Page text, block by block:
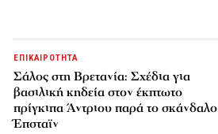
ΕΠΙΚΑΙΡΟΤΗΤΑ
Σάλος στη Βρετανία: Σχέδια για
βασιλική κηδεία στον έκπτωτο
πρίγκιπα Άντριου παρά το σκάνδαλο
Έπσταϊν